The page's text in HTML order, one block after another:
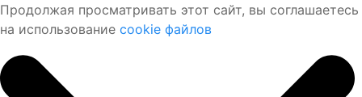
Продолжая просматривать этот сайт, вы соглашаетесь
на использование cookie файлов